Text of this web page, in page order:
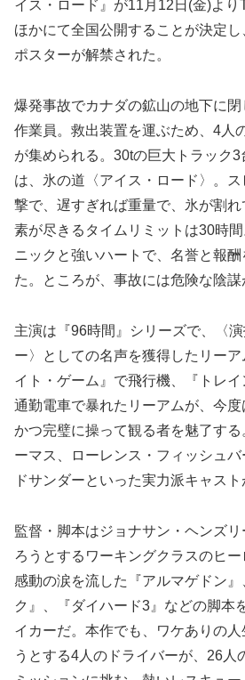
イス・ロード』が11月12日(金)よ
ほかにて全国公開することが決定
ポスターが解禁された。
爆発事故でカナダの鉱山の地下に
作業員。救出装置を運ぶため、4人
が集められる。30tの巨大トラック3
は、氷の道〈アイス・ロード〉。
撃で、遅すぎれば重量で、氷が割
素が尽きるタイムリミットは30時
ニックと強いハートで、名誉と報
た。ところが、事故には危険な陰謀
主演は『96時間』シリーズで、〈
ー〉としての名声を獲得したリー
イト・ゲーム』で飛行機、『トレ
通勤電車で暴れたリーアムが、今
かつ完璧に操って観る者を魅了する
ーマス、ローレンス・フィッシュ
ドサンダーといった実力派キャスト
監督・脚本はジョナサン・ヘンズ
ろうとするワーキングクラスのヒ
感動の涙を流した『アルマゲドン
ク』、『ダイハード3』などの脚本
イカーだ。本作でも、ワケありの
うとする4人のドライバーが、26人